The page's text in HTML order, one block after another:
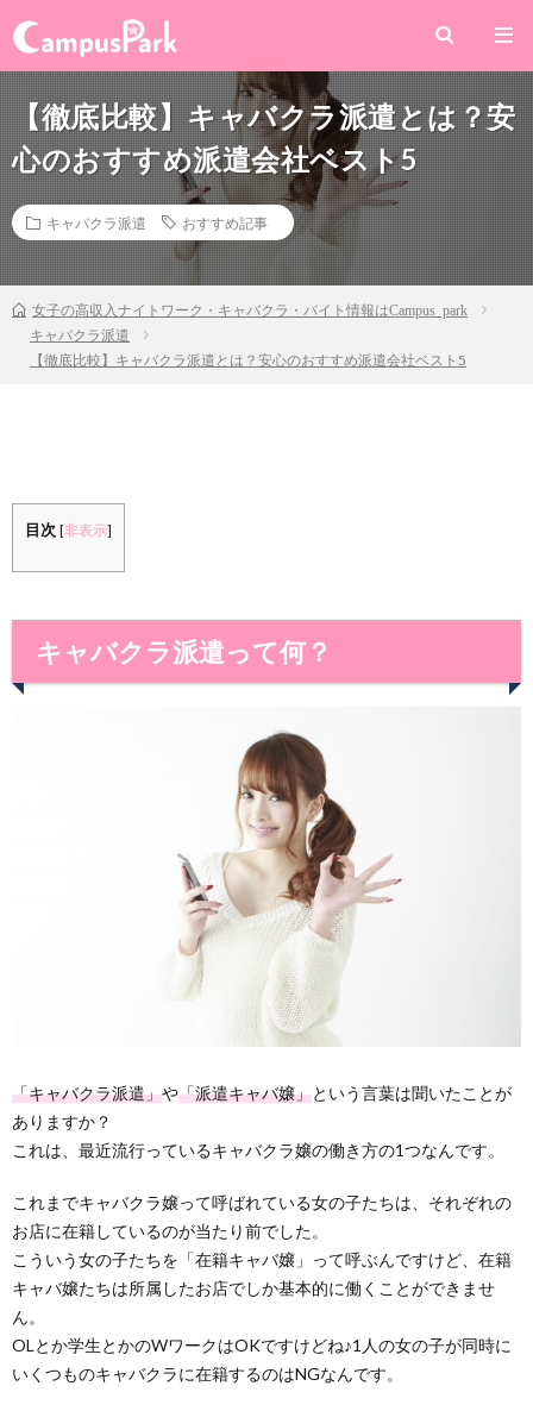
【徹底比較】キャバクラ派遣とは？安
心のおすすめ派遣会社ベスト5
キャバクラ派遣 おすすめ記事
女子の高収入ナイトワーク・キャバクラ・バイト情報はCampus park
キャバクラ派遣
【徹底比較】キャバクラ派遣とは？安心のおすすめ派遣会社ベスト5
目次 [非表示]
キャバクラ派遣って何？
「キャバクラ派遣」や「派遣キャバ嬢」という言葉は聞いたことが
ありますか？
これは、最近流行っているキャバクラ嬢の働き方の1つなんです。
これまでキャバクラ嬢って呼ばれている女の子たちは、それぞれの
お店に在籍しているのが当たり前でした。
こういう女の子たちを「在籍キャバ嬢」って呼ぶんですけど、在籍
キャバ嬢たちは所属したお店でしか基本的に働くことができませ
ん。
OLとか学生とかのWワークはOKですけどね♪1人の女の子が同時に
いくつものキャバクラに在籍するのはNGなんです。